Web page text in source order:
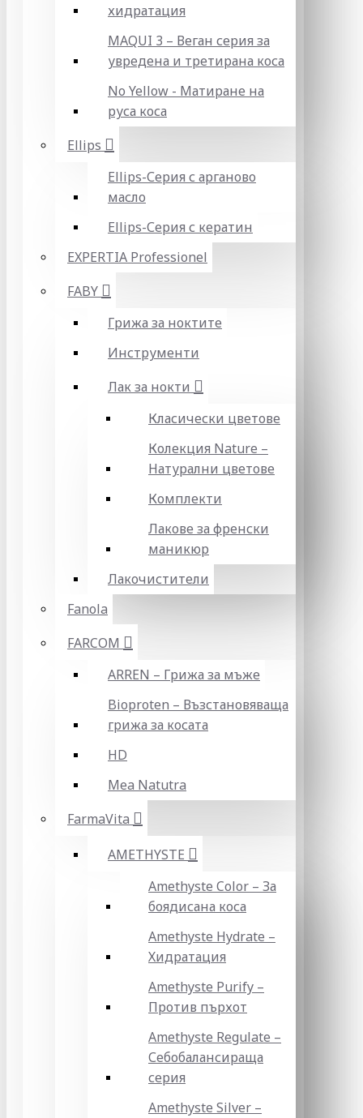
хидратация
MAQUI 3 – Веган серия за
увредена и третирана коса
No Yellow - Матиране на
руса коса
Ellips
Ellips-Серия с арганово
масло
Ellips-Серия с кератин
EXPERTIA Professionel
FABY
Грижа за ноктите
Инструменти
Лак за нокти
Класически цветове
Колекция Nature –
Натурални цветове
Комплекти
Лакове за френски
маникюр
Лакочистители
Fanola
FARCOM
ARREN – Грижа за мъже
Bioproten – Възстановяваща
грижа за косата
HD
Mea Natutra
FarmaVita
AMETHYSTE
Amethyste Color – За
боядисана коса
Amethyste Hydrate –
Хидратация
Amethyste Purify –
Против пърхот
Amethyste Regulate –
Себобалансираща
серия
Amethyste Silver –